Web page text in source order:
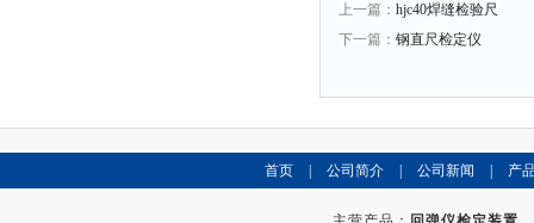
上一篇： hjc40焊缝检验尺
下一篇： 钢直尺检定仪
首页 公司简介 公司新闻 产